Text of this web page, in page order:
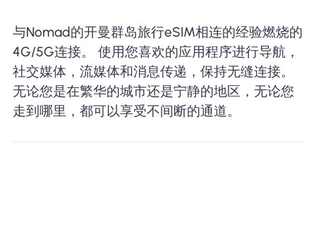
与Nomad的开曼群岛旅行eSIM相连的经验燃烧的
4G/5G连接。 使用您喜欢的应用程序进行导航，
社交媒体，流媒体和消息传递，保持无缝连接。
无论您是在繁华的城市还是宁静的地区，无论您
走到哪里，都可以享受不间断的通道。